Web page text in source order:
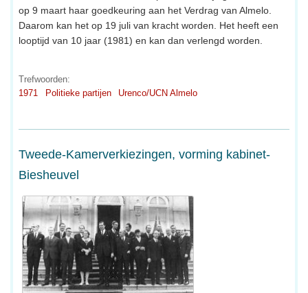
op 9 maart haar goedkeuring aan het Verdrag van Almelo.
Daarom kan het op 19 juli van kracht worden. Het heeft een
looptijd van 10 jaar (1981) en kan dan verlengd worden.
Trefwoorden:
1971
Politieke partijen Urenco/UCN Almelo
Tweede-Kamerverkiezingen, vorming kabinet-
Biesheuvel